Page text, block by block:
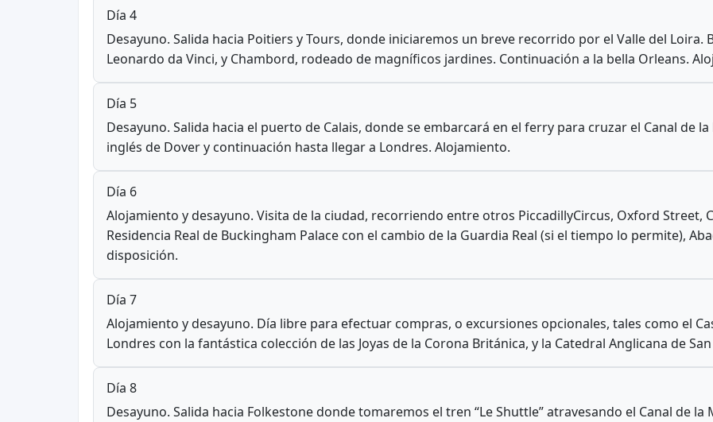
Día 4
Desayuno. Salida hacia Poitiers y Tours, donde iniciaremos un breve recorrido por el Valle del Loira.
Leonardo da Vinci, y Chambord, rodeado de magníficos jardines. Continuación a la bella Orleans.
Día 5
Desayuno. Salida hacia el puerto de Calais, donde se embarcará en el ferry para cruzar el Canal de
inglés de Dover y continuación hasta llegar a Londres. Alojamiento.
Día 6
Alojamiento y desayuno. Visita de la ciudad, recorriendo entre otros PiccadillyCircus, Oxford Street,
Residencia Real de Buckingham Palace con el cambio de la Guardia Real (si el tiempo lo permite),
disposición.
Día 7
Alojamiento y desayuno. Día libre para efectuar compras, o excursiones opcionales, tales como el
Londres con la fantástica colección de las Joyas de la Corona Británica, y la Catedral Anglicana de
Día 8
Desayuno. Salida hacia Folkestone donde tomaremos el tren “Le Shuttle” atravesando el Canal de